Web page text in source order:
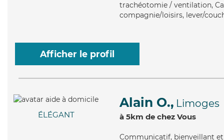
trachéotomie / ventilation,
compagnie/loisirs, lever/
Afficher le profil
ÉLÉGANT
Alain O., Limoges
à 5km de chez Vous
Communicatif, bienveillant